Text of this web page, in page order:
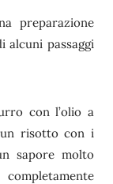
preparazione
alcuni passaggi
con l’olio a
risotto con i
sapore molto